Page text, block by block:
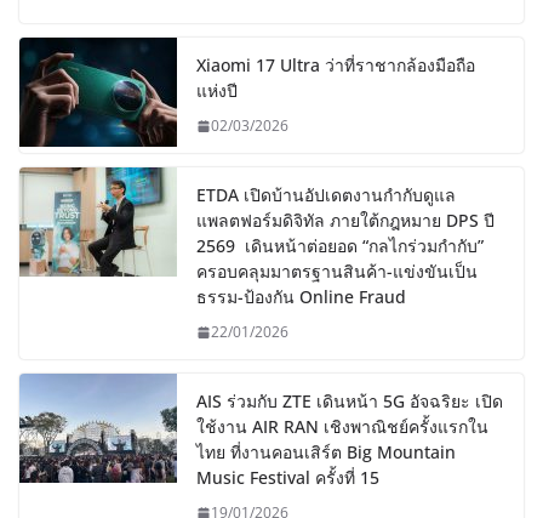
Xiaomi 17 Ultra ว่าที่ราชากล้องมือถือ
แห่งปี
02/03/2026
ETDA เปิดบ้านอัปเดตงานกำกับดูแล
แพลตฟอร์มดิจิทัล ภายใต้กฎหมาย DPS ปี
2569 เดินหน้าต่อยอด “กลไกร่วมกำกับ”
ครอบคลุมมาตรฐานสินค้า-แข่งขันเป็น
ธรรม-ป้องกัน Online Fraud
22/01/2026
AIS ร่วมกับ ZTE เดินหน้า 5G อัจฉริยะ เปิด
ใช้งาน AIR RAN เชิงพาณิชย์ครั้งแรกใน
ไทย ที่งานคอนเสิร์ต Big Mountain
Music Festival ครั้งที่ 15
19/01/2026